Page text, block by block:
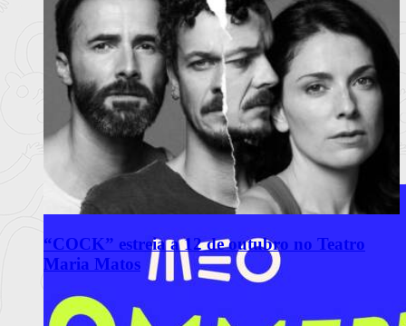
“COCK” estreia a 12 de outubro no Teatro
Maria Matos